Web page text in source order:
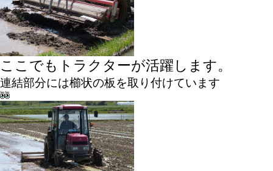
ここでもトラクターが活躍します。
連結部分には櫛状の板を取り付けています